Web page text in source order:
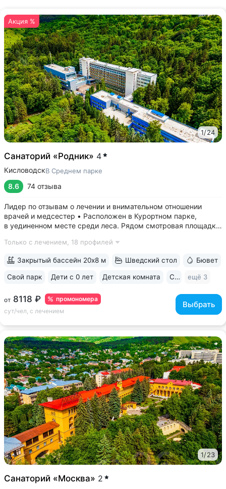
Акция %
1/24
Санаторий «Родник» 4
КисловодскВ Среднем парке
8.6 74 отзыва
Лидер по отзывам о лечении и внимательном отношении
врачей и медсестер • Расположен в Курортном парке,
в уединенном месте среди леса. Рядом смотровая площадка.
пение птиц • Удобный выход в Нижний и Верхний парки:
Только с лечением, 18 профилей
промономера
от 8118 ₽
сут/чел, с лечением
Выбрать
Закрытый бассейн 20х8 м Шведский стол Бювет
Свой парк Дети с 0 лет Детская комната Спа ещё 3
1/23
Санаторий «Москва» 2